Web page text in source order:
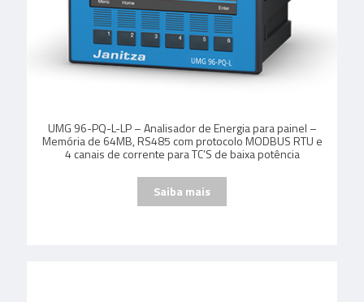
UMG 96-PQ-L-LP – Analisador de Energia para painel –
Memória de 64MB, RS485 com protocolo MODBUS RTU e
4 canais de corrente para TC’S de baixa potência